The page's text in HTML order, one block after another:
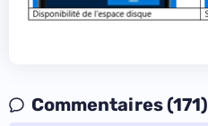
Commentaires (171)